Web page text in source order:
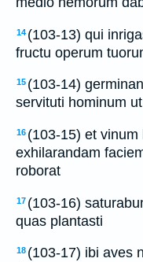
14 (103-13) qui
fructu operum
15 (103-14)
servituti hominum
16 (103-15) et
exhilarandam
roborat
17 (103-16)
quas plantasti
18 (103-17) ibi aves